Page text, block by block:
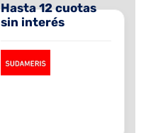
Hasta 12 cuotas
sin interés